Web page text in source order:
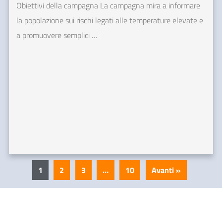
Obiettivi della campagna La campagna mira a informare
la popolazione sui rischi legati alle temperature elevate e
a promuovere semplici …
1 2 3 … 10 Avanti »